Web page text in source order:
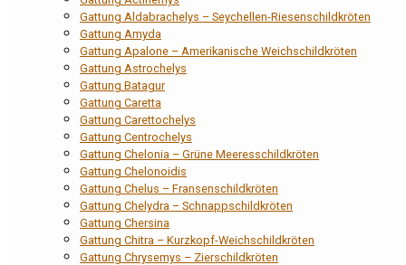
Gattung Aldabrachelys – Seychellen-Riesenschildkröten
Gattung Amyda
Gattung Apalone – Amerikanische Weichschildkröten
Gattung Astrochelys
Gattung Batagur
Gattung Caretta
Gattung Carettochelys
Gattung Centrochelys
Gattung Chelonia – Grüne Meeresschildkröten
Gattung Chelonoidis
Gattung Chelus – Fransenschildkröten
Gattung Chelydra – Schnappschildkröten
Gattung Chersina
Gattung Chitra – Kurzkopf-Weichschildkröten
Gattung Chrysemys – Zierschildkröten